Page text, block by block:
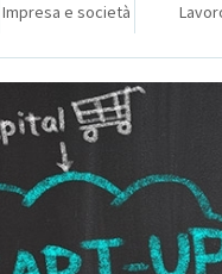
Impresa e società